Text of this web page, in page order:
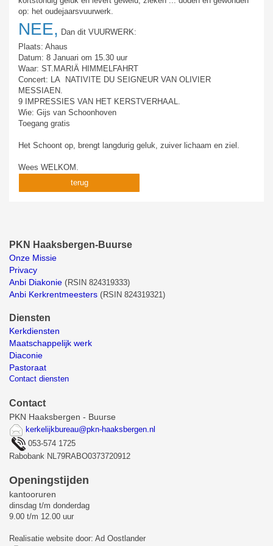
op: het oudejaarsvuurwerk.
NEE, Dan dit VUURWERK:
Plaats: Ahaus
Datum: 8 Januari om 15.30 uur
Waar: ST.MARIÄ HIMMELFAHRT
Concert: LA NATIVITE DU SEIGNEUR VAN OLIVIER
MESSIAEN.
9 IMPRESSIES VAN HET KERSTVERHAAL.
Wie: Gijs van Schoonhoven
Toegang gratis
Het Schoont op, brengt langdurig geluk, zuiver lichaam en ziel.
Wees WELKOM.
terug
PKN Haaksbergen-Buurse
Onze Missie
Privacy
Anbi Diakonie (RSIN 824319333)
Anbi Kerkrentmeesters (RSIN 824319321)
Diensten
Kerkdiensten
Maatschappelijk werk
Diaconie
Pastoraat
Contact diensten
Contact
PKN Haaksbergen - Buurse
kerkelijkbureau@pkn-haaksbergen.nl
053-574 1725
Rabobank NL79RABO0373720912
Openingstijden
kantooruren
dinsdag t/m donderdag
9.00 t/m 12.00 uur
Realisatie website door: Ad Oostlander